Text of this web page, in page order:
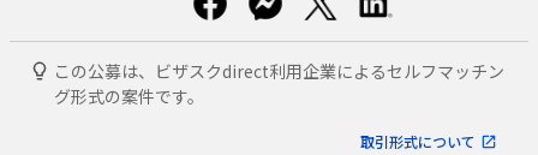
この公募は、ビザスクdirect利用企業によるセルフマッチン
グ形式の案件です。
取引形式について